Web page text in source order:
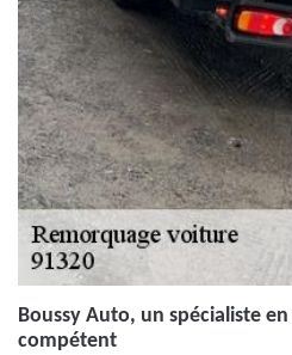
Boussy Auto, un spécialiste
compétent